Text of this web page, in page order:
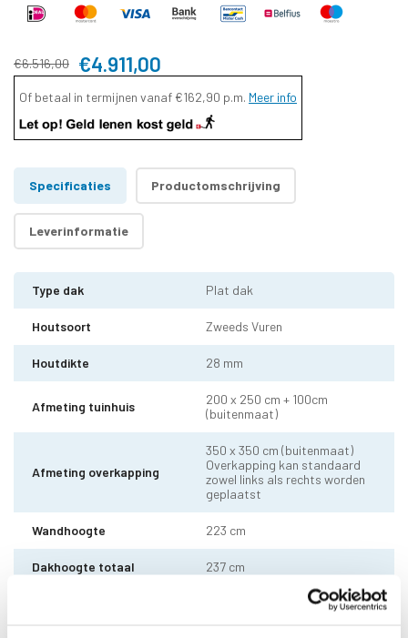
€6.516,00 €4.911,00
Of betaal in termijnen vanaf €162,90 p.m. Meer info
Specificaties Productomschrijving
Leverinformatie
Type dak Plat dak
Houtsoort Zweeds Vuren
Houtdikte 28 mm
Afmeting tuinhuis
200 x 250 cm + 100cm
(buitenmaat)
Afmeting overkapping
350 x 350 cm (buitenmaat)
Overkapping kan standaard
zowel links als rechts worden
geplaatst
Wandhoogte 223 cm
Dakhoogte totaal 237 cm
10 x 10 cm - 3 stuks incl.